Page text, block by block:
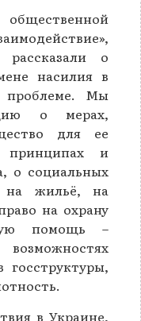
о
насилия в
проблеме. Мы
о мерах,
для ее
и
о социальных
на жильё, на
на охрану
помощь –
в Украине,